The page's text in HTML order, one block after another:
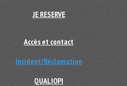
JE RESERVE
Accès et contact
Incident/Réclamation
QUALIOPI